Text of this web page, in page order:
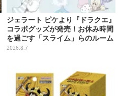
ジェラート ピケより『ドラクエ』
コラボグッズが発売！お休み時間
を過ごす「スライム」らのルーム
ウェア、雑貨など多数ラインナッ
2026.8.7